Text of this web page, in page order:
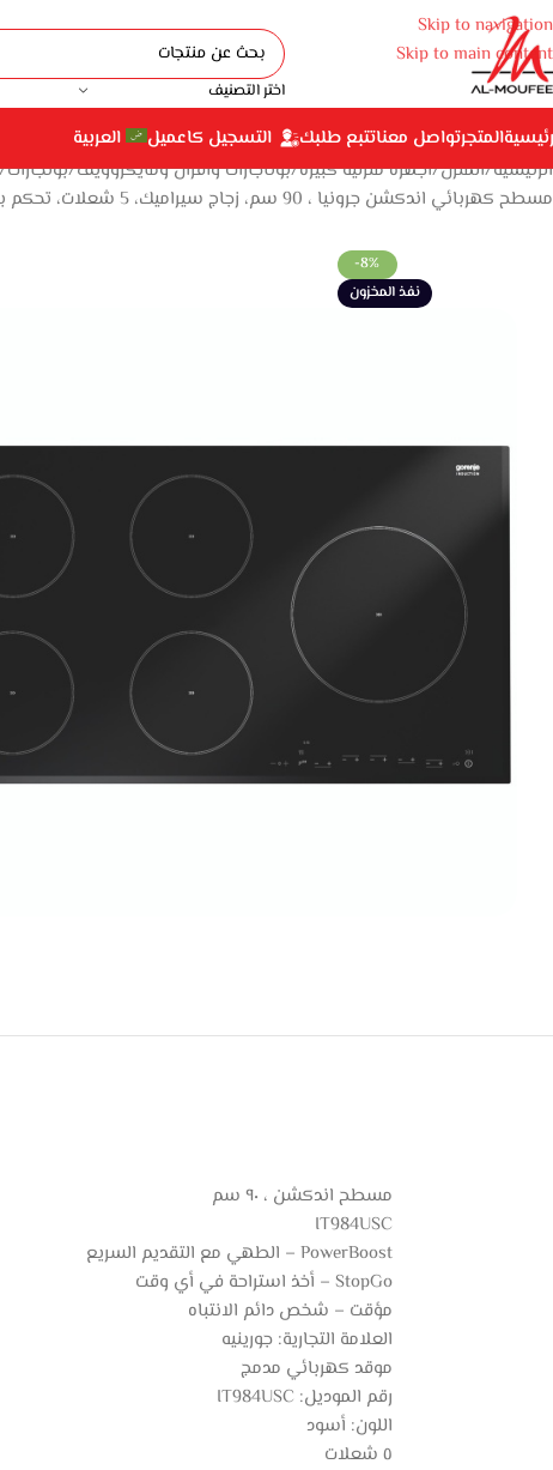
Skip to navigation
Skip to main content
اختر التصنيف
المتجرتواصل معناتتبع طلبك التسجيل كاعميل
العربية
الرئيسية المنزل أجهزة منزلية كبيرة بوتاجازات وأفران ومايكروويف بوتجازات
مسطح كهربائي اندكشن جرونيا ، 90 سم، زجاج سيراميك، 5 شعلات، تحكم باللمس، تحكم ذكي، يمنع الغليان الزائد، يبقى دافئًا، ذوبان سهل، هادئ جدًا – IT984USC
-8%
نفذ المخزون
مسطح اندكشن ، ٩٠ سم
IT984USC
PowerBoost – الطهي مع التقديم السريع
StopGo – أخذ استراحة في أي وقت
مؤقت – شخص دائم الانتباه
العلامة التجارية: جورينيه
موقد كهربائي مدمج
رقم الموديل: IT984USC
اللون: أسود
٥ شعلات